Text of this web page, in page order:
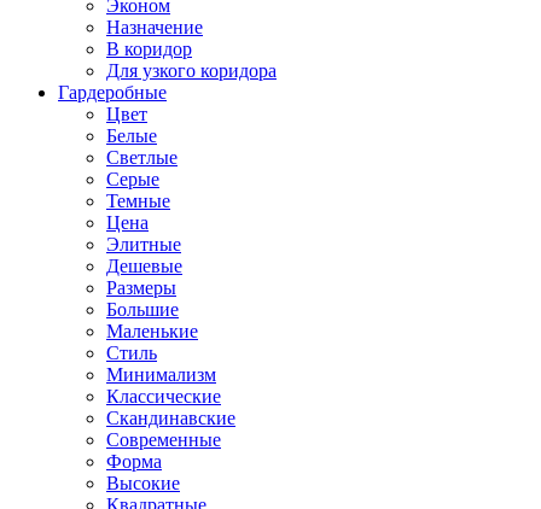
Эконом
Назначение
В коридор
Для узкого коридора
Гардеробные
Цвет
Белые
Светлые
Серые
Темные
Цена
Элитные
Дешевые
Размеры
Большие
Маленькие
Стиль
Минимализм
Классические
Скандинавские
Современные
Форма
Высокие
Квадратные